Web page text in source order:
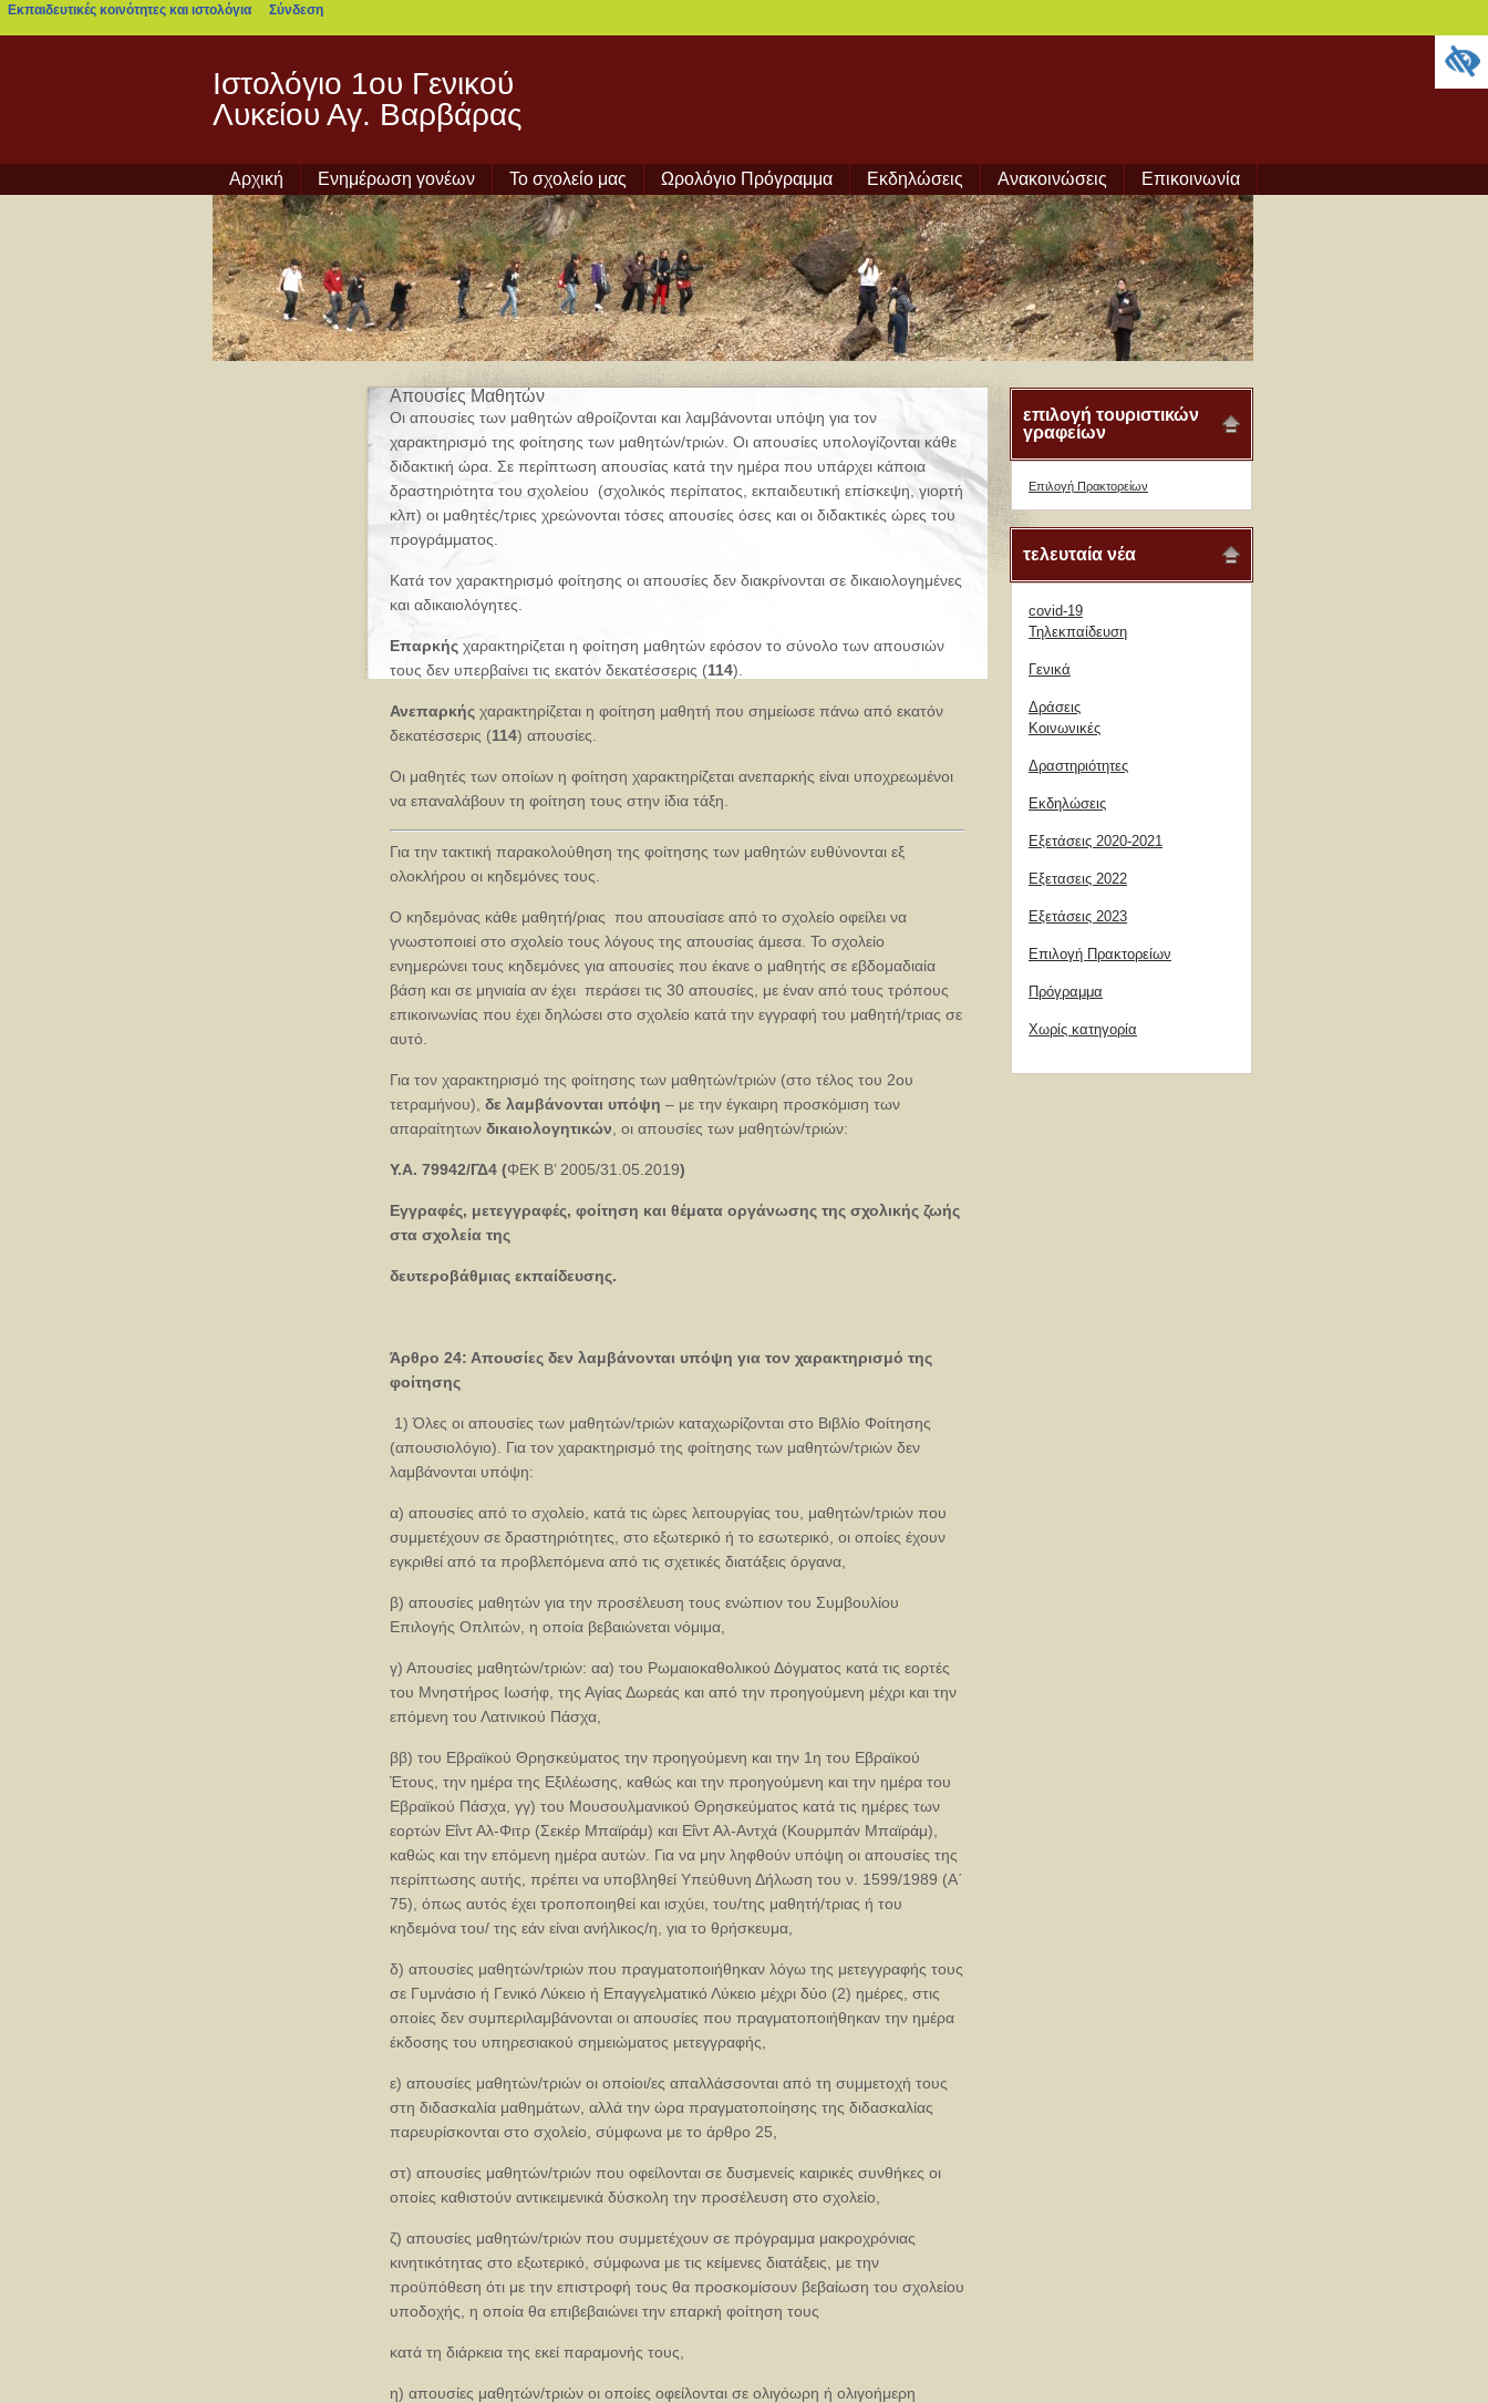
Ιστολόγιο 1ου Γενικού
Λυκείου Αγ. Βαρβάρας
Αρχική Ενημέρωση γονέων Το σχολείο μας Ωρολόγιο Πρόγραμμα Εκδηλώσεις Ανακοινώσεις Επικοινωνία
Απουσίες Μαθητών
Οι απουσίες των μαθητών αθροίζονται και λαμβάνονται υπόψη για τον
χαρακτηρισμό της φοίτησης των μαθητών/τριών. Οι απουσίες υπολογίζονται κάθε
διδακτική ώρα. Σε περίπτωση απουσίας κατά την ημέρα που υπάρχει κάποια
δραστηριότητα του σχολείου (σχολικός περίπατος, εκπαιδευτική επίσκεψη, γιορτή
κλπ) οι μαθητές/τριες χρεώνονται τόσες απουσίες όσες και οι διδακτικές ώρες του
προγράμματος.
Kατά τον χαρακτηρισμό φοίτησης οι απουσίες δεν διακρίνονται σε δικαιολογημένες
και αδικαιολόγητες.
Επαρκής χαρακτηρίζεται η φοίτηση μαθητών εφόσον το σύνολο των απουσιών
τους δεν υπερβαίνει τις εκατόν δεκατέσσερις (114).
Ανεπαρκής χαρακτηρίζεται η φοίτηση μαθητή που σημείωσε πάνω από εκατόν
δεκατέσσερις (114) απουσίες.
Οι μαθητές των οποίων η φοίτηση χαρακτηρίζεται ανεπαρκής είναι υποχρεωμένοι
να επαναλάβουν τη φοίτηση τους στην ίδια τάξη.
Για την τακτική παρακολούθηση της φοίτησης των μαθητών ευθύνονται εξ
ολοκλήρου οι κηδεμόνες τους.
Ο κηδεμόνας κάθε μαθητή/ριας που απουσίασε από το σχολείο οφείλει να
γνωστοποιεί στο σχολείο τους λόγους της απουσίας άμεσα. Το σχολείο
ενημερώνει τους κηδεμόνες για απουσίες που έκανε ο μαθητής σε εβδομαδιαία
βάση και σε μηνιαία αν έχει περάσει τις 30 απουσίες, με έναν από τους τρόπους
επικοινωνίας που έχει δηλώσει στο σχολείο κατά την εγγραφή του μαθητή/τριας σε
αυτό.
Για τον χαρακτηρισμό της φοίτησης των μαθητών/τριών (στο τέλος του 2ου
τετραμήνου), δε λαμβάνονται υπόψη – με την έγκαιρη προσκόμιση των
απαραίτητων δικαιολογητικών , οι απουσίες των μαθητών/τριών:
Υ.Α. 79942/ΓΔ4 (ΦΕΚ Β’ 2005/31.05.2019)
Εγγραφές, μετεγγραφές, φοίτηση και θέματα οργάνωσης της σχολικής ζωής
στα σχολεία της
δευτεροβάθμιας εκπαίδευσης.
Άρθρο 24: Απουσίες δεν λαμβάνονται υπόψη για τον χαρακτηρισμό της
φοίτησης
1) Όλες οι απουσίες των μαθητών/τριών καταχωρίζονται στο Βιβλίο Φοίτησης
(απουσιολόγιο). Για τον χαρακτηρισμό της φοίτησης των μαθητών/τριών δεν
λαμβάνονται υπόψη:
α) απουσίες από το σχολείο, κατά τις ώρες λειτουργίας του, μαθητών/τριών που
συμμετέχουν σε δραστηριότητες, στο εξωτερικό ή το εσωτερικό, οι οποίες έχουν
εγκριθεί από τα προβλεπόμενα από τις σχετικές διατάξεις όργανα,
β) απουσίες μαθητών για την προσέλευση τους ενώπιον του Συμβουλίου
Επιλογής Οπλιτών, η οποία βεβαιώνεται νόμιμα,
γ) Απουσίες μαθητών/τριών: αα) του Ρωμαιοκαθολικού Δόγματος κατά τις εορτές
του Μνηστήρος Ιωσήφ, της Αγίας Δωρεάς και από την προηγούμενη μέχρι και την
επόμενη του Λατινικού Πάσχα,
ββ) του Εβραϊκού Θρησκεύματος την προηγούμενη και την 1η του Εβραϊκού
Έτους, την ημέρα της Εξιλέωσης, καθώς και την προηγούμενη και την ημέρα του
Εβραϊκού Πάσχα, γγ) του Μουσουλμανικού Θρησκεύματος κατά τις ημέρες των
εορτών Εΐντ Αλ-Φιτρ (Σεκέρ Μπαϊράμ) και Εΐντ Αλ-Αντχά (Κουρμπάν Μπαϊράμ),
καθώς και την επόμενη ημέρα αυτών. Για να μην ληφθούν υπόψη οι απουσίες της
περίπτωσης αυτής, πρέπει να υποβληθεί Υπεύθυνη Δήλωση του ν. 1599/1989 (Α΄
75), όπως αυτός έχει τροποποιηθεί και ισχύει, του/της μαθητή/τριας ή του
κηδεμόνα του/ της εάν είναι ανήλικος/η, για το θρήσκευμα,
δ) απουσίες μαθητών/τριών που πραγματοποιήθηκαν λόγω της μετεγγραφής τους
σε Γυμνάσιο ή Γενικό Λύκειο ή Επαγγελματικό Λύκειο μέχρι δύο (2) ημέρες, στις
οποίες δεν συμπεριλαμβάνονται οι απουσίες που πραγματοποιήθηκαν την ημέρα
έκδοσης του υπηρεσιακού σημειώματος μετεγγραφής,
ε) απουσίες μαθητών/τριών οι οποίοι/ες απαλλάσσονται από τη συμμετοχή τους
στη διδασκαλία μαθημάτων, αλλά την ώρα πραγματοποίησης της διδασκαλίας
παρευρίσκονται στο σχολείο, σύμφωνα με το άρθρο 25,
στ) απουσίες μαθητών/τριών που οφείλονται σε δυσμενείς καιρικές συνθήκες οι
οποίες καθιστούν αντικειμενικά δύσκολη την προσέλευση στο σχολείο,
ζ) απουσίες μαθητών/τριών που συμμετέχουν σε πρόγραμμα μακροχρόνιας
κινητικότητας στο εξωτερικό, σύμφωνα με τις κείμενες διατάξεις, με την
προϋπόθεση ότι με την επιστροφή τους θα προσκομίσουν βεβαίωση του σχολείου
υποδοχής, η οποία θα επιβεβαιώνει την επαρκή φοίτηση τους
κατά τη διάρκεια της εκεί παραμονής τους,
η) απουσίες μαθητών/τριών οι οποίες οφείλονται σε ολιγόωρη ή ολιγοήμερη
επιλογή τουριστικών
γραφείων
Επιλογή Πρακτορείων
τελευταία νέα
covid-19
Τηλεκπαίδευση
Γενικά
Δράσεις
Κοινωνικές
Δραστηριότητες
Εκδηλώσεις
Εξετάσεις 2020-2021
Εξετασεις 2022
Εξετάσεις 2023
Επιλογή Πρακτορείων
Πρόγραμμα
Χωρίς κατηγορία
Εκπαιδευτικές κοινότητες και ιστολόγια blogs.sch.gr
Σύνδεση